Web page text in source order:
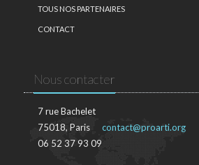
TOUS NOS PARTENAIRES
CONTACT
Nous contacter
7 rue Bachelet
75018, Paris
06 52 37 93 09
contact@proarti.org